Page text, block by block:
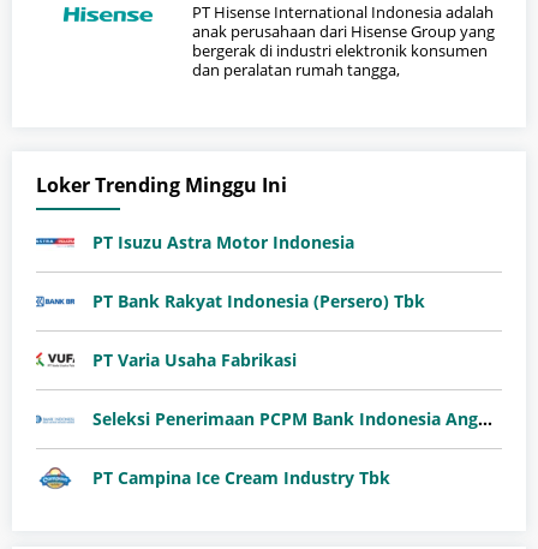
PT Hisense International Indonesia adalah
anak perusahaan dari Hisense Group yang
bergerak di industri elektronik konsumen
dan peralatan rumah tangga,
Loker Trending Minggu Ini
PT Isuzu Astra Motor Indonesia
PT Bank Rakyat Indonesia (Persero) Tbk
PT Varia Usaha Fabrikasi
Seleksi Penerimaan PCPM Bank Indonesia Angkatan 41
PT Campina Ice Cream Industry Tbk